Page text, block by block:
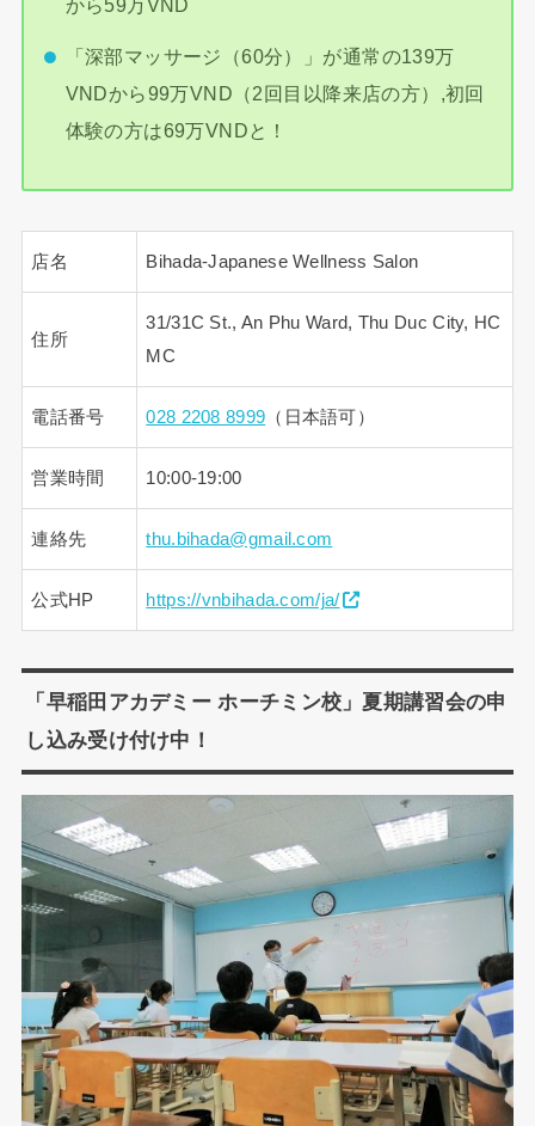
から59万VND
「深部マッサージ（60分）」が通常の139万
VNDから99万VND（2回目以降来店の方）,初回
体験の方は69万VNDと！
店名 Bihada-Japanese Wellness Salon
住所
31/31C St., An Phu Ward, Thu Duc City, HC
MC
電話番号 028 2208 8999 （日本語可）
営業時間 10:00-19:00
連絡先 thu.bihada@gmail.com
公式HP https://vnbihada.com/ja/
「早稲田アカデミー ホーチミン校」夏期講習会の申
し込み受け付け中！